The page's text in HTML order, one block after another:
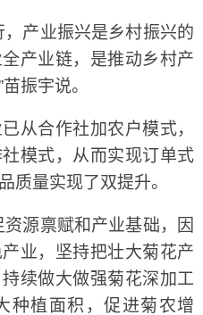
产业振兴是乡村振兴的
产业链，是推动乡村产
振宇说。
合作社加农户模式，
模式，从而实现订单式
质量实现了双提升。
源禀赋和产业基础，因
业，坚持把壮大菊花产
续做大做强菊花深加工
种植面积，促进菊农增